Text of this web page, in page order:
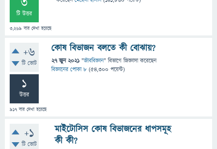
টি উত্তর
3,269 বার দেখা হয়েছে
+6
টি ভোট
1
উত্তর
917 বার দেখা হয়েছে
কোষ বিভাজন বলতে কী বোঝায়?
27 জুন 2021 "জীববিজ্ঞান" বিভাগে জিজ্ঞাসাকরেছেন
বিজ্ঞানের পোকা ৮ (54,300 পয়েন্ট)
+1
টি ভোট
মাইটোসিস কোষ বিভাজনের ধাপসমূহ
কী কী?